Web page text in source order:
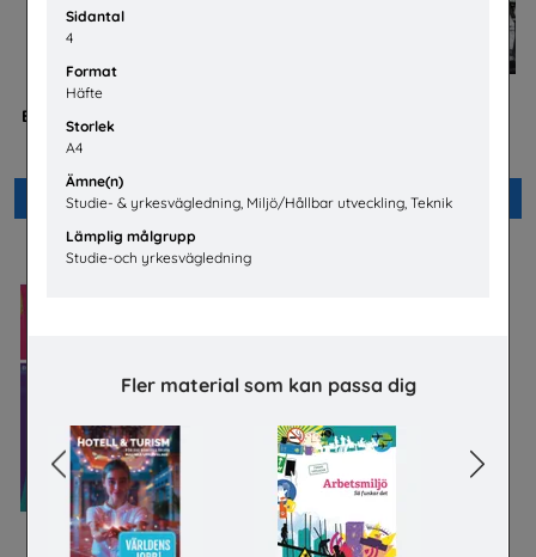
Sidantal
4
Format
Häfte
Storlek
A4
Ämne(n)
Studie- & yrkesvägledning, Miljö/Hållbar utveckling, Teknik
Lämplig målgrupp
Studie-och yrkesvägledning
Fler material som kan passa dig
Previous Next
Betald praktik som ingenjör
(Plansch)
Beställ 0kr Beställ 0kr
Bygg- och
Flygteknikutbildning på